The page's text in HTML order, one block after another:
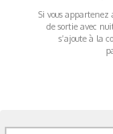
Si vous appartenez
de sortie avec
s’ajoute à la